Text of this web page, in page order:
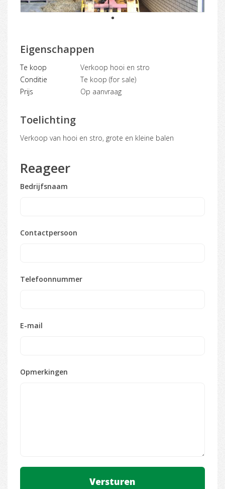
1
Eigenschappen
Te koop
Verkoop hooi en stro
Conditie
Te koop (for sale)
Prijs
Op aanvraag
Toelichting
verkoop van hooi en stro, grote en kleine balen
Reageer
Bedrijfsnaam
Contactpersoon
Telefoonnummer
E-mail
Opmerkingen